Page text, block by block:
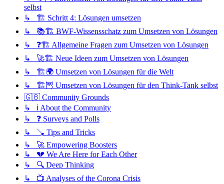
selbst
↳ 🏗️ Schritt 4: Lösungen umsetzen
↳ 📚🏗️ BWF-Wissensschatz zum Umsetzen von Lösungen
↳ ❓🏗️ Allgemeine Fragen zum Umsetzen von Lösungen
↳ 🚀🏗️ Neue Ideen zum Umsetzen von Lösungen
↳ 🏗️🌍 Umsetzen von Lösungen für die Welt
↳ 🏗️🦉 Umsetzen von Lösungen für den Think-Tank selbst
🇬🇧 Community Grounds
↳ ℹ️ About the Community
↳ ❓ Surveys and Polls
↳ 🪠 Tips and Tricks
↳ 🚀 Empowering Boosters
↳ 💔 We Are Here for Each Other
↳ 🔍 Deep Thinking
↳ 📺 Analyses of the Corona Crisis